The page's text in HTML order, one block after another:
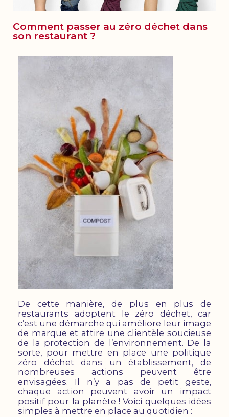
Comment passer au zéro déchet dans
son restaurant ?
De cette manière, de plus en plus de
restaurants adoptent le zéro déchet, car
c’est une démarche qui améliore leur image
de marque et attire une clientèle soucieuse
de la protection de l’environnement. De la
sorte, pour mettre en place une politique
zéro déchet dans un établissement, de
nombreuses actions peuvent être
envisagées. Il n’y a pas de petit geste,
chaque action peuvent avoir un impact
positif pour la planète ! Voici quelques idées
simples à mettre en place au quotidien :